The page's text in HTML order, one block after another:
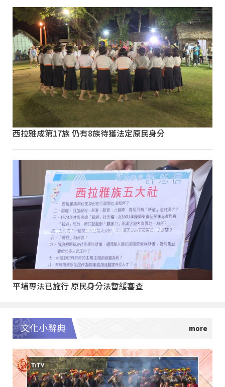
西拉雅成第17族 仍有8族待獲法定原民身分
平埔專法已施行 原民身分法暫緩審查
文化小辭典